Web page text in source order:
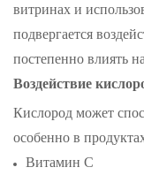
витринах и
подвергается
постепенно влиять
Воздействие
Кислород может
особенно в
Витамин С